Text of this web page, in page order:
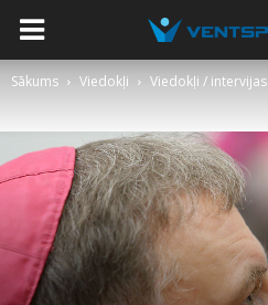
Sākums Viedokļi Viedokļi / intervijas